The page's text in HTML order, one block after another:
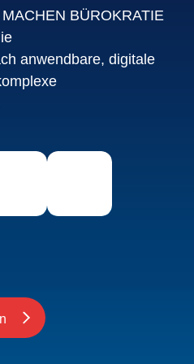
BÜROKRATIE
anwendbare, digitale